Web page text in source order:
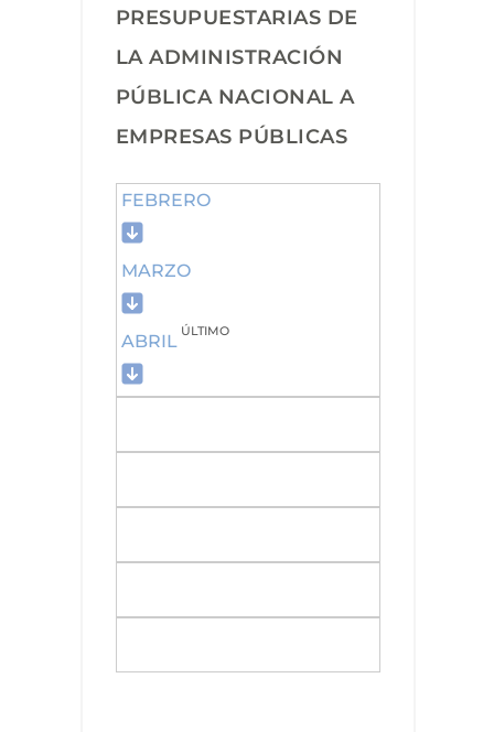
PRESUPUESTARIAS DE
LA ADMINISTRACIÓN
PÚBLICA NACIONAL A
EMPRESAS PÚBLICAS
FEBRERO
MARZO
ABRIL ÚLTIMO